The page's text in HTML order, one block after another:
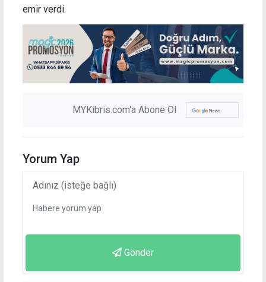
emir verdi.
MYKibris.com'a Abone Ol
Yorum Yap
Gönder